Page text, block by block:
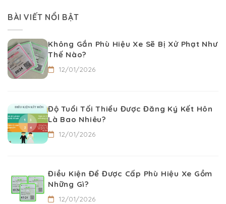
BÀI VIẾT NỔI BẬT
Không Gắn Phù Hiệu Xe Sẽ Bị Xử Phạt Như
Thế Nào?
12/01/2026
Độ Tuổi Tối Thiểu Được Đăng Ký Kết Hôn
Là Bao Nhiêu?
12/01/2026
Điều Kiện Để Được Cấp Phù Hiệu Xe Gồm
Những Gì?
12/01/2026